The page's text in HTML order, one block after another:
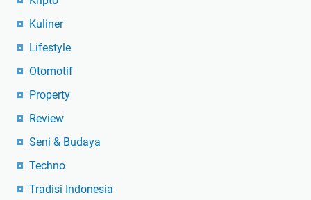
Kuliner
Lifestyle
Otomotif
Property
Review
Seni & Budaya
Techno
Tradisi Indonesia